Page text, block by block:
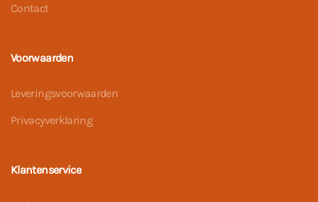
Contact
Voorwaarden
Leveringsvoorwaarden
Privacyverklaring
Klantenservice